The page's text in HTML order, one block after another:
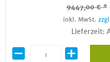
9447,00 € *
inkl. MwSt.
Lieferzeit: